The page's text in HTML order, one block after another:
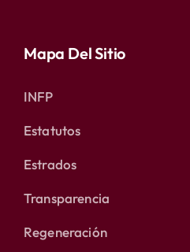
Mapa Del Sitio
INFP
Estatutos
Estrados
Transparencia
Regeneración